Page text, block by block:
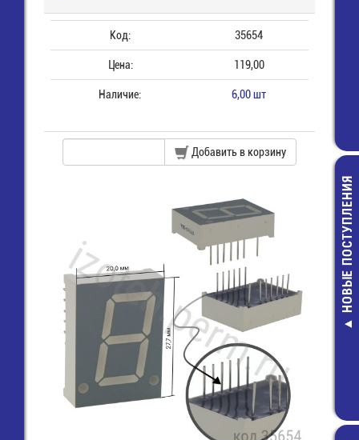
CF-1/4W-
КОМ-5%
2,00 руб.
НОВЫЕ ПОСТУПЛЕНИЯ
Код: 35654
Цена: 119,00
Наличие: 6,00 шт
Добавить в корзину